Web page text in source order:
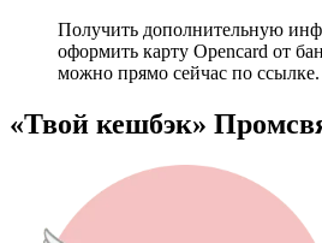
Получить дополнительную
оформить карту Opencard от
можно прямо сейчас по ссылке.
«Твой кешбэк»